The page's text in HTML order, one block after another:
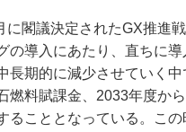
閣議決定されたGX推進
の導入にあたり、直ちに
長期的に減少させていく
燃料賦課金、2033年度か
ることとなっている。こ